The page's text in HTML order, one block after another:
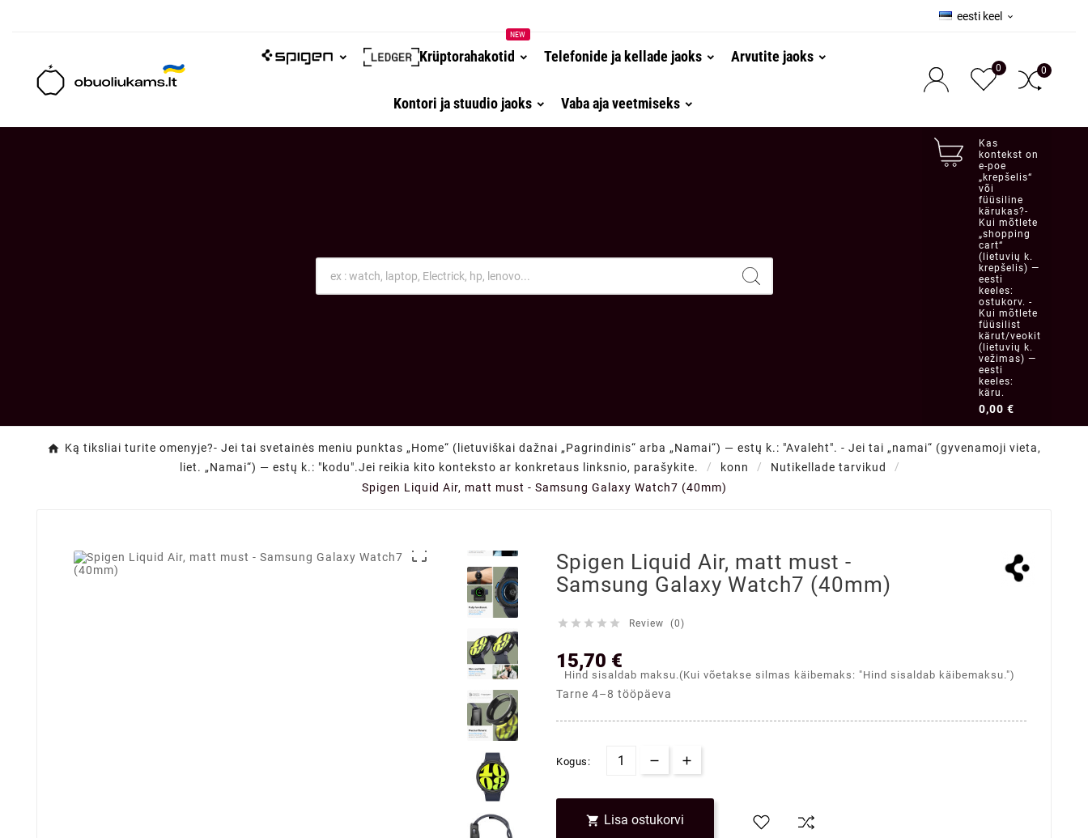
eesti keel 
Krüptorahakotid
NEW
Telefonide ja kellade jaoks Arvutite jaoks
Kontori ja stuudio jaoks Vaba aja veetmiseks
0 0
Kas
kontekst on
e-poe
„krepšelis“
või
füüsiline
kärukas?-
Kui mõtlete
„shopping
cart“
(lietuvių k.
krepšelis) —
eesti
keeles:
ostukorv. -
Kui mõtlete
füüsilist
kärut/veokit
(lietuvių k.
vežimas) —
eesti
keeles:
käru.
0,00 €
Ką tiksliai turite omenyje?- Jei tai svetainės meniu punktas „Home“ (lietuviškai dažnai „Pagrindinis“ arba „Namai“) — estų k.: "Avaleht". - Jei tai „namai“ (gyvenamoji vieta,
liet. „Namai“) — estų k.: "kodu".Jei reikia kito konteksto ar konkretaus linksnio, parašykite.
konn
Nutikellade tarvikud
Spigen Liquid Air, matt must - Samsung Galaxy Watch7 (40mm)

Spigen Liquid Air, matt must -
Samsung Galaxy Watch7 (40mm)
     Review (0)
15,70 €
Hind sisaldab maksu.(Kui võetakse silmas käibemaks: "Hind sisaldab käibemaksu.")
Tarne 4–8 tööpäeva
Kogus:
 Lisa ostukorvi